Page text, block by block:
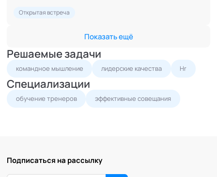
Открытая встреча
Показать ещё
Решаемые задачи
командное мышление лидерские качества Hr
Специализации
обучение тренеров эффективные совещания
Подписаться на рассылку